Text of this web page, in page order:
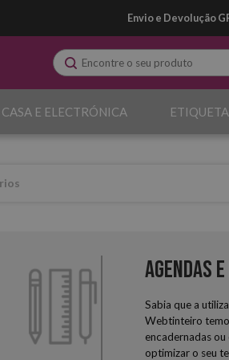
Envio e Devolução
CASA E ELECTRÓNICA
Agendas
Sabia que a
Webtinteiro
encadernadas
optimizar o seu